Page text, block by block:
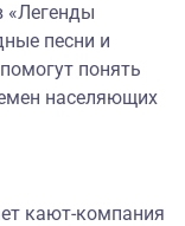
«Легенды
песни и
понять
населяющих
кают-компания